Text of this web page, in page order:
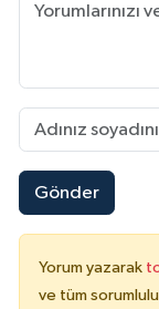
Gönder
Yorum yazarak
ve tüm